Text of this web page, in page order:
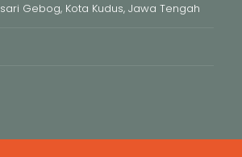
Gebog, Kota Kudus, Jawa Tengah